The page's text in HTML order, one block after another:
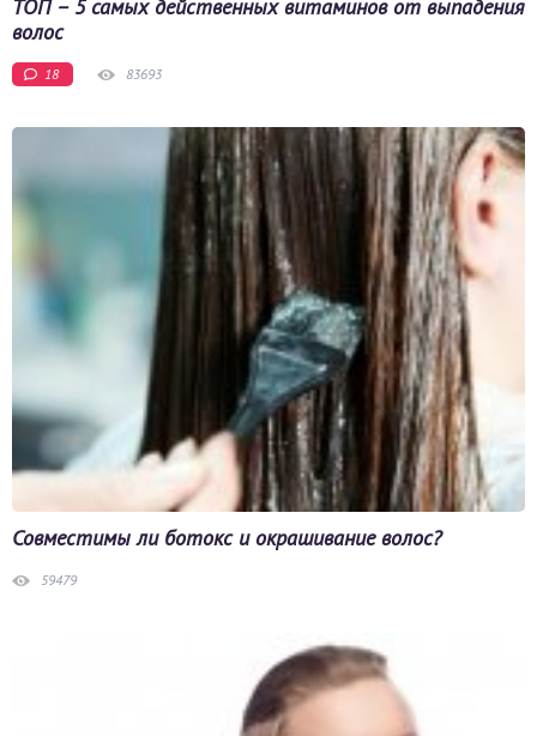
ТОП – 5 самых действенных витаминов от выпадения
волос
18 83693
Совместимы ли ботокс и окрашивание волос?
59479